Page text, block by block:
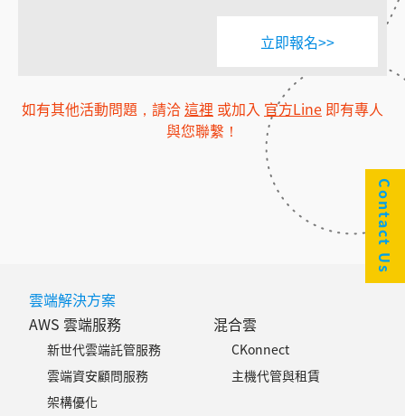
立即報名>>
如有其他活動問題，請洽這裡 或加入 官方Line 即有專人
與您聯繫！
Contact Us
雲端解決方案
AWS 雲端服務
新世代雲端託管服務
雲端資安顧問服務
架構優化
混合雲
CKonnect
主機代管與租賃